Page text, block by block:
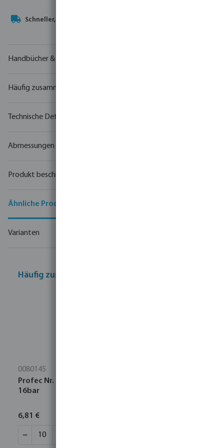
Ihr
Handbücher & Zeichnungen
Häufig zusammen gekauft
Technische Details
Abmessungen
Produkt beschreibung
Ähnliche Produkte
Varianten
Häufig zusammen gekauft
0080145
Profec Nr. 270 Muffe Edelstahl 316 1" Innengewinde
16bar
6,81 €